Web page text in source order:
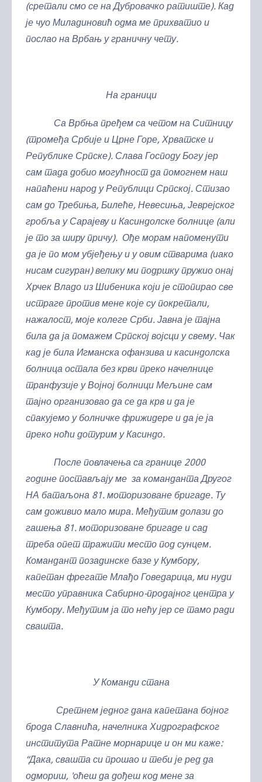
(сретали смо се на Дубровачко ратиште). Кад
је чуо Миладиновић одма ме прихватио и
послао на Врбањ у граничну чету.
На граници
Са Врбња пређем са четом на Ситницу
(тромеђа Србије и Црне Горе, Хрватске и
Републике Српске). Слава Господу Богу јер
сам тада добио могућност да помогнем наш
напаћени народ у Републици Српској. Стизао
сам до Требиња, Билеће, Невесиња, Јеврејског
гробља у Сарајеву и Касиндолске болнице (али
је то за ширу причу). Ође морам напоменути
да је по мом убјеђењу и у овим стварима (иако
нисам сигуран) велику ми подршку пружио онај
Хрчек Владо из Шибеника који је стопирао све
истраге против мене које су покретали,
нажалост, моје колеге Срби. Јавна је тајна
била да ја помажем Српској војсци у свему. Чак
кад је била Игманска офанзива и касиндолска
болница остала без крви преко начелнице
транфузије у Војној болници Мељине сам
тајно организовао да се да крв и да је
спакујемо у болничке фрижидере и да је ја
преко ноћи дотурим у Касиндо.
После повлачења са границе 2000
године постављају ме за команданта Другог
НА батаљона 81. моторизоване бригаде. Ту
сам доживио мало мира. Међутим долази до
гашења 81. моторизоване бригаде и сад
треба опет тражити место под сунцем.
Командант позадинске базе у Кумбору,
капетан фрегате Млађо Говедарица, ми нуди
место управника Сабирно-продајног центра у
Кумбору. Међутим ја то нећу јер се тамо ради
свашта.
У Команди стана
Сретнем једног дана капетана бојног
брода Славнића, начелника Хидрографског
института Ратне морнарице и он ми каже:
“Дака, свашта си прошао и теби је ред да
одмориш, 'оћеш да дођеш код мене за